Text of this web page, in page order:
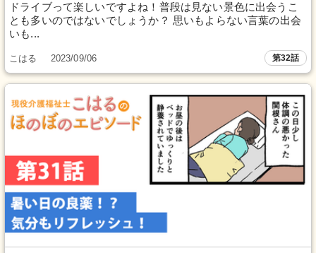
ドライブって楽しいですよね！普段は見ない景色に出会うこ
とも多いのではないでしょうか？ 思いもよらない言葉の出会
いも...
こはる 2023/09/06 第32話